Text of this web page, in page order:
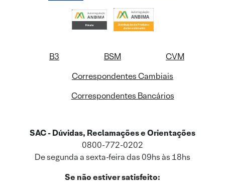
B3 BSM
CVM
Correspondentes Cambiais
Correspondentes Bancários
SAC - Dúvidas, Reclamações e Orientações
0800-772-0202
De segunda a sexta-feira das 09hs às 18hs
Se não estiver satisfeito: